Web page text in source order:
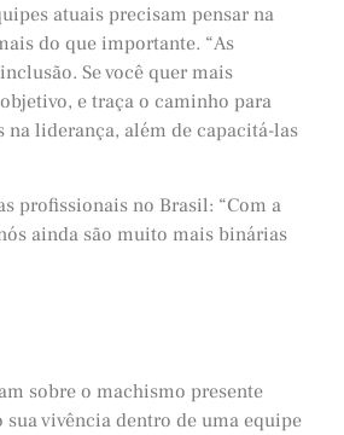
atuais precisam pensar na
do que importante. “As
Se você quer mais
e traça o caminho para
na liderança, além de capacitá-las
profissionais no Brasil: “Com a
ainda são muito mais binárias
sobre o machismo presente
vivência dentro de uma equipe